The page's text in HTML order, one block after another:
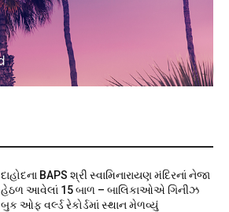
દાહોદના BAPS શ્રી સ્વામિનારાયણ મંદિરનાં નેજા
હેઠળ આવેલાં 15 બાળ – બાલિકાઓએ ગિનીઝ
બુક ઓફ વર્લ્ડ રેકોર્ડમાં સ્થાન મેળવ્યું